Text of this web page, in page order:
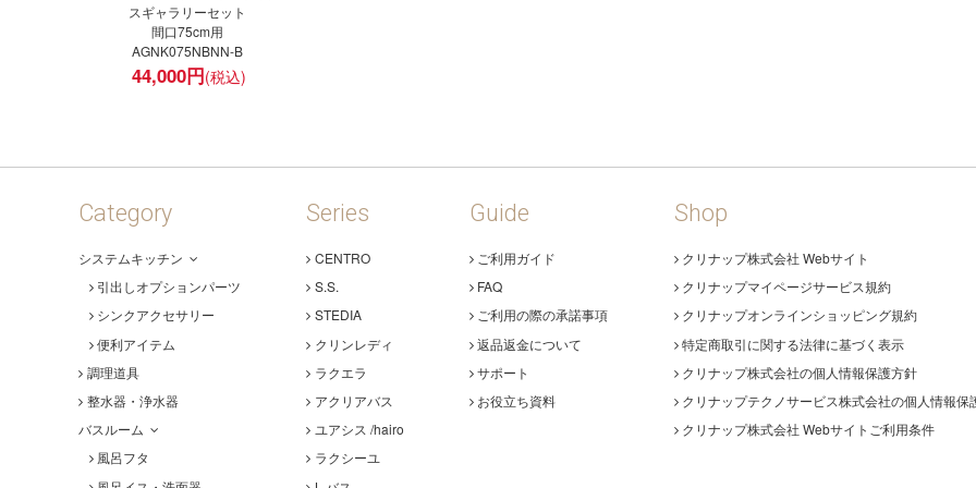
スギャラリーセット
間口75cm用
AGNK075NBNN-B
44,000円
Category
システムキッチン
引出しオプションパーツ
シンクアクセサリー
便利アイテム
調理道具
整水器・浄水器
バスルーム
風呂フタ
Series
CENTRO
S.S.
STEDIA
クリンレディ
ラクエラ
アクリアバス
ユアシス /hairo
ラクシーユ
Guide
ご利用ガイド
FAQ
ご利用の際の承諾事項
返品返金について
サポート
お役立ち資料
Shop
クリナップ株式会社 Webサイト
クリナップマイページサービス規約
クリナップオンラインショッピング規約
特定商取引に関する法律に基づく表示
クリナップ株式会社の個人情報保護方針
クリナップテクノサービス株式会社の個人情報保
クリナップ株式会社 Webサイトご利用条件